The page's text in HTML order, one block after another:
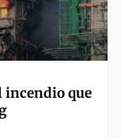
incendio que